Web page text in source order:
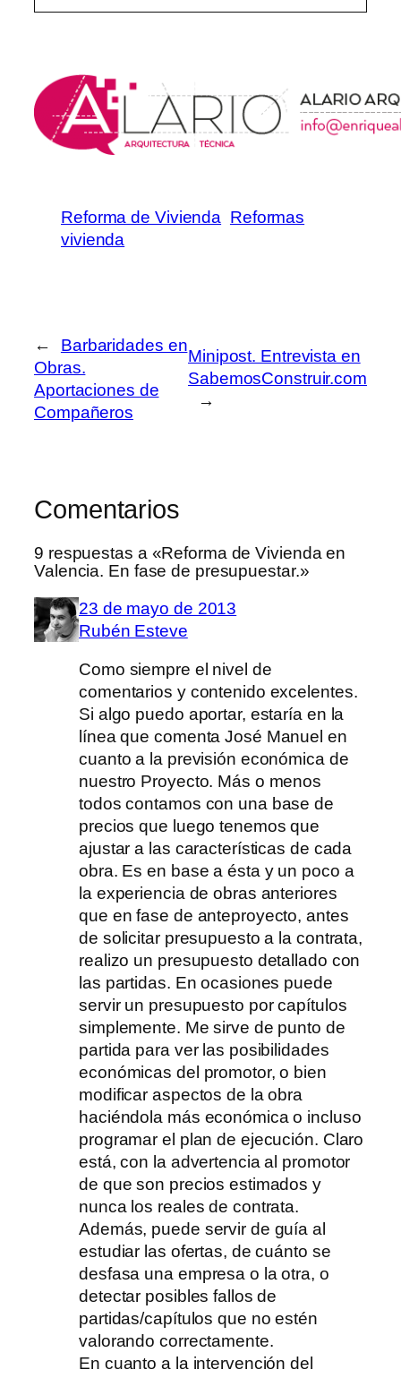
Reforma de Vivienda Reformas
vivienda
←
Barbaridades en
Obras.
Aportaciones de
Compañeros
Minipost. Entrevista en
SabemosConstruir.com
→
Comentarios
9 respuestas a «Reforma de Vivienda en
Valencia. En fase de presupuestar.»
23 de mayo de 2013
Rubén Esteve
Como siempre el nivel de
comentarios y contenido excelentes.
Si algo puedo aportar, estaría en la
línea que comenta José Manuel en
cuanto a la previsión económica de
nuestro Proyecto. Más o menos
todos contamos con una base de
precios que luego tenemos que
ajustar a las características de cada
obra. Es en base a ésta y un poco a
la experiencia de obras anteriores
que en fase de anteproyecto, antes
de solicitar presupuesto a la contrata,
realizo un presupuesto detallado con
las partidas. En ocasiones puede
servir un presupuesto por capítulos
simplemente. Me sirve de punto de
partida para ver las posibilidades
económicas del promotor, o bien
modificar aspectos de la obra
haciéndola más económica o incluso
programar el plan de ejecución. Claro
está, con la advertencia al promotor
de que son precios estimados y
nunca los reales de contrata.
Además, puede servir de guía al
estudiar las ofertas, de cuánto se
desfasa una empresa o la otra, o
detectar posibles fallos de
partidas/capítulos que no estén
valorando correctamente.
En cuanto a la intervención del